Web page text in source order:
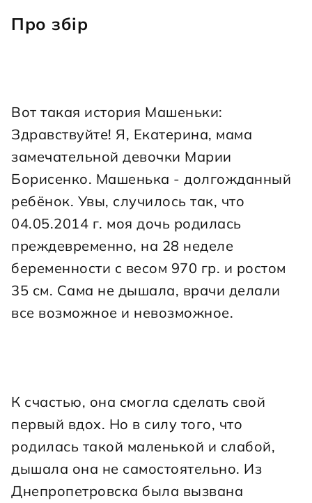
Про збір
Вот такая история Машеньки:
Здравствуйте! Я, Екатерина, мама
замечательной девочки Марии
Борисенко. Машенька - долгожданный
ребёнок. Увы, случилось так, что
04.05.2014 г. моя дочь родилась
преждевременно, на 28 неделе
беременности с весом 970 гр. и ростом
35 см. Сама не дышала, врачи делали
все возможное и невозможное.
К счастью, она смогла сделать свой
первый вдох. Но в силу того, что
родилась такой маленькой и слабой,
дышала она не самостоятельно. Из
Днепропетровска была вызвана